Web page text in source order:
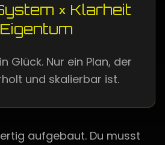
× Klarheit
Glück. Nur ein Plan, der
und skalierbar ist.
aufgebaut. Du musst